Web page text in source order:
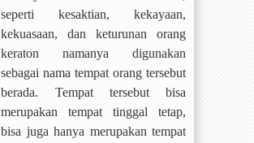
seperti kesaktian, kekayaan,
kekuasaan, dan keturunan orang
keraton namanya digunakan
sebagai nama tempat orang tersebut
berada. Tempat tersebut bisa
merupakan tempat tinggal tetap,
bisa juga hanya merupakan tempat